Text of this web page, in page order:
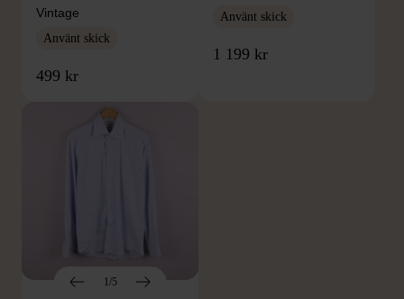
Vintage
Använt skick
499 kr
Använt skick
1 199 kr
1/5